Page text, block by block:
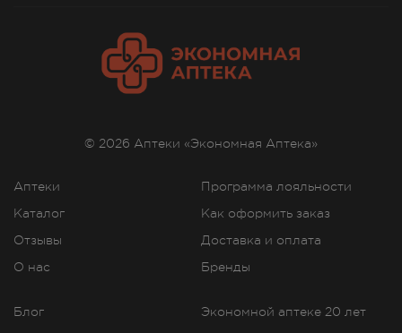
Аптеки
Каталог
Отзывы
О нас
Программа лояльности
Как оформить заказ
Доставка и оплата
Бренды
Блог
Экономной аптеке 20 лет
© 2026 Аптеки «Экономная Аптека»